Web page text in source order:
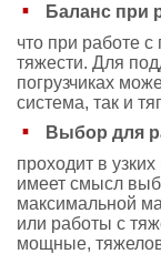
Баланс при
что при работе
тяжести. Для
погрузчиках
система, так и
Выбор для
проходит в
имеет смысл
максимальной
или работы с
мощные,